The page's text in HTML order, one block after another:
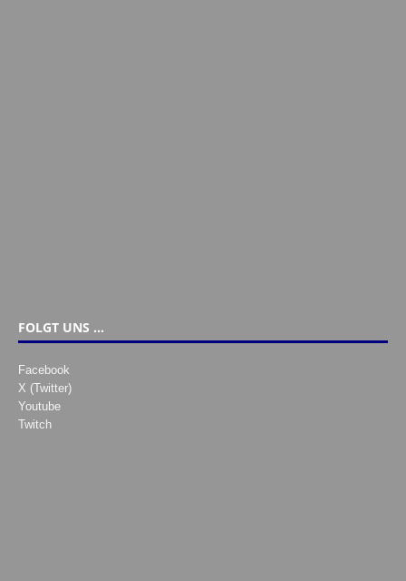
FOLGT UNS …
Facebook
X (Twitter)
Youtube
Twitch